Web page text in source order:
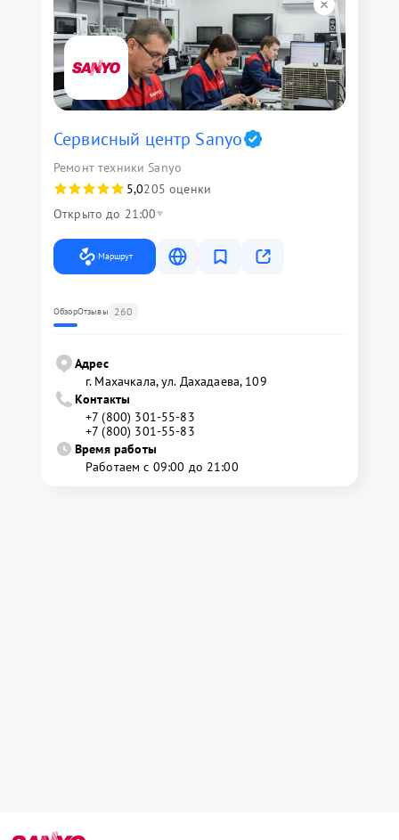
Сервисный центр Sanyo
Ремонт техники Sanyo
5,0205 оценки
Открыто до 21:00
Маршрут
ОбзорОтзывы 260
Адрес
г. Махачкала, ул. Дахадаева, 109
Контакты
+7 (800) 301-55-83
+7 (800) 301-55-83
Время работы
Работаем с 09:00 до 21:00